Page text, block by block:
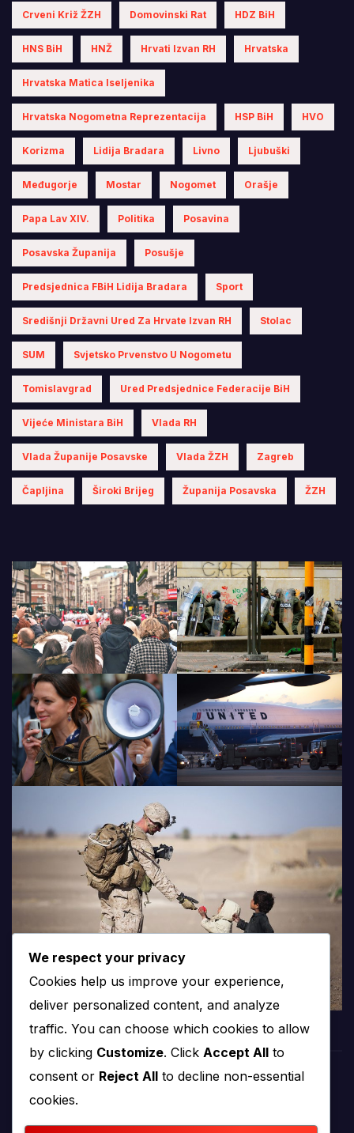
Crveni Križ ŽZH Domovinski Rat HDZ BiH
HNS BiH HNŽ Hrvati Izvan RH Hrvatska
Hrvatska Matica Iseljenika
Hrvatska Nogometna Reprezentacija HSP BiH HVO
Korizma Lidija Bradara Livno Ljubuški
Međugorje Mostar Nogomet Orašje
Papa Lav XIV. Politika Posavina
Posavska Županija Posušje
Predsjednica FBiH Lidija Bradara Sport
Središnji Državni Ured Za Hrvate Izvan RH Stolac
SUM Svjetsko Prvenstvo U Nogometu
Tomislavgrad Ured Predsjednice Federacije BiH
Vijeće Ministara BiH Vlada RH
Vlada Županije Posavske Vlada ŽZH Zagreb
Čapljina Široki Brijeg Županija Posavska ŽZH
We respect your privacy
Cookies help us improve your experience,
deliver personalized content, and analyze
traffic. You can choose which cookies to allow
by clicking Customize. Click Accept All to
consent or Reject All to decline non-essential
cookies.